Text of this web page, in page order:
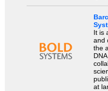
It is
and
the
at